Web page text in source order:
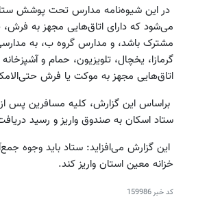
در این شیوه‌نامه مدارس تحت پوشش
می‌شود که دارای اتاق‌هایی مجهز به فرش،
مشترک باشد، و مدارس گروه ب، به
گرمازا، یخچال، تلویزیون، حمام و
اتاق‌هایی مجهز به موکت یا فرش
براساس این گزارش، کلیه مسافرین
ستاد اسکان به صندوق واریز و رسید
این گزارش می‌افزاید: ستاد باید وجوه
خزانه معین استان واریز کند.
کد خبر159986